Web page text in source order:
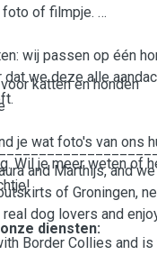
of filmpje.
wij passen op één
we deze alle
je wat foto's van ons
Wil je meer weten of
diensten:
katten en honden
and Marthijs, and
of Groningen,
real dog lovers and
Border Collies and